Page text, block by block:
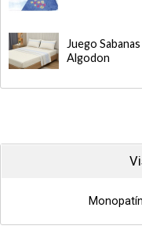
Juego
Algodon